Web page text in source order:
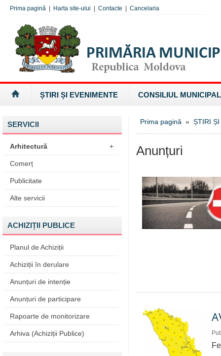
Prima pagină Harta site-ului Contacte Cancelaria
ȘTIRI ȘI EVENIMENTE CONSILIUL MUNICIPAL
SERVICII
Arhitectură +
Comerț
Publicitate
Alte servicii
ACHIZIȚII PUBLICE
Planul de Achiziții
Achiziții în derulare
Anunțuri de intenție
Anunțuri de participare
Rapoarte de monitorizare
Arhiva (Achiziții Publice)
Prima pagină » ȘTIRI
Anunțuri